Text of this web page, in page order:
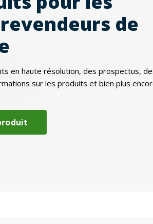
de
en haute résolution, des prospectus,
sur les produits et bien plus